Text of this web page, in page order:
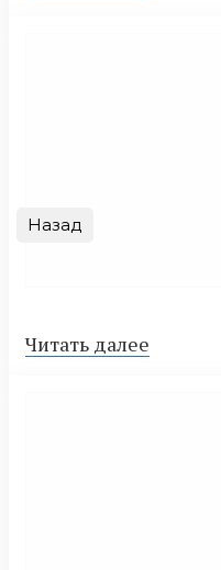
Читать далее
Назад